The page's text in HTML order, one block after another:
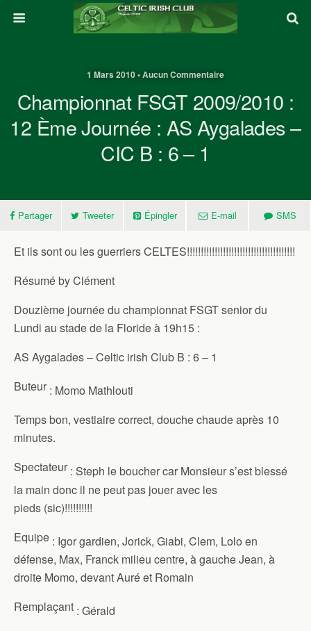
1 Mars 2010 • Aucun Commentaire
Championnat FSGT 2009/2010 :
12 Ème Journée : AS Aygalades –
CIC B : 6 – 1
Partager Tweeter Épingler E-mail SMS
Et ils sont ou les guerriers CELTES!!!!!!!!!!!!!!!!!!!!!!!!!!!!!!!!!!!!!!!
Résumé by Clément
Douzième journée du championnat FSGT senior du
Lundi au stade de la Floride à 19h15 :
AS Aygalades – Celtic irish Club B : 6 – 1
Buteur : Momo Mathlouti
Temps bon, vestiaire correct, douche chaude après 10
minutes.
Spectateur : Steph le boucher car Monsieur s’est blessé
la main donc il ne peut pas jouer avec les
pieds (sic)!!!!!!!!!!
Equipe : Igor gardien, Jorick, Giabi, Clem, Lolo en
défense, Max, Franck milieu centre, à gauche Jean, à
droite Momo, devant Auré et Romain
Remplaçant : Gérald